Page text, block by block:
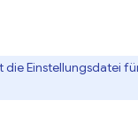
die Einstellungsdatei